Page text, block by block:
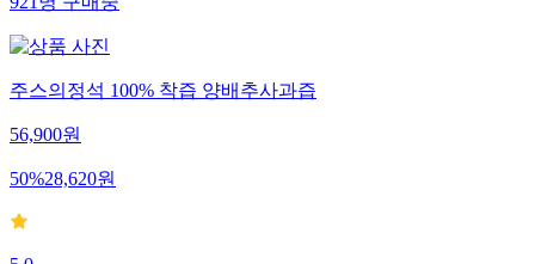
921명구매중
주스의정석 100% 착즙 양배추사과즙
56,900원
50%28,620원